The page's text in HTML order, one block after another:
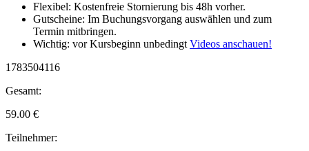
Flexibel: Kostenfreie Stornierung bis 48h vorher.
Gutscheine: Im Buchungsvorgang auswählen und zum
Termin mitbringen.
Wichtig: vor Kursbeginn unbedingt Videos anschauen!
1783504116
Gesamt:
59.00 €
Teilnehmer: